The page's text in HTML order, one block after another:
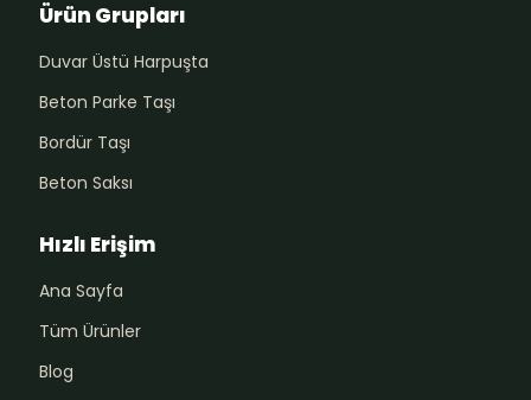
Ürün Grupları
Duvar Üstü Harpuşta
Beton Parke Taşı
Bordür Taşı
Beton Saksı
Hızlı Erişim
Ana Sayfa
Tüm Ürünler
Blog